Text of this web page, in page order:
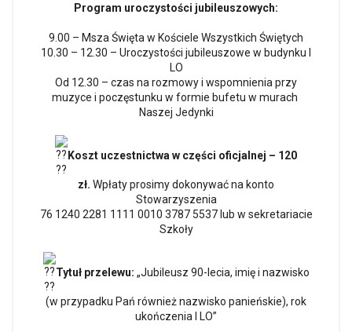
Program uroczystości jubileuszowych:
9.00 – Msza Święta w Kościele Wszystkich Świętych
10.30 – 12.30 – Uroczystości jubileuszowe w budynku I
LO
Od 12.30 – czas na rozmowy i wspomnienia przy
muzyce i poczęstunku w formie bufetu w murach
Naszej Jedynki
Koszt uczestnictwa w części oficjalnej – 120
zł. Wpłaty prosimy dokonywać na konto
Stowarzyszenia
76 1240 2281 1111 0010 3787 5537 lub w sekretariacie
Szkoły
Tytuł przelewu: „Jubileusz 90-lecia, imię i nazwisko
(w przypadku Pań również nazwisko panieńskie), rok
ukończenia I LO”